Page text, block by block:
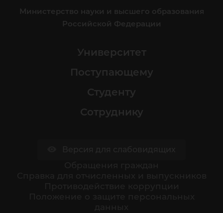
Министерство науки и высшего образования
Российской Федерации
Университет
Поступающему
Студенту
Сотруднику